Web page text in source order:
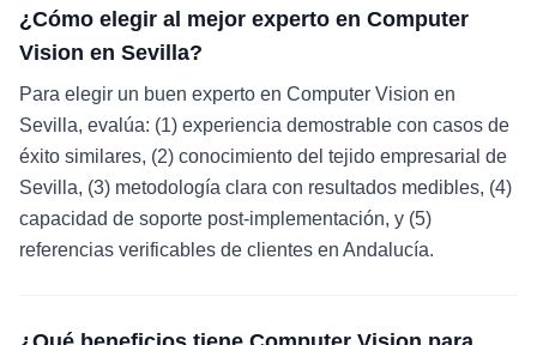
¿Cómo elegir al mejor experto en Computer
Vision en Sevilla?
Para elegir un buen experto en Computer Vision en
Sevilla, evalúa: (1) experiencia demostrable con casos de
éxito similares, (2) conocimiento del tejido empresarial de
Sevilla, (3) metodología clara con resultados medibles, (4)
capacidad de soporte post-implementación, y (5)
referencias verificables de clientes en Andalucía.